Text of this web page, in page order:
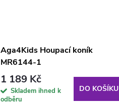
Aga4Kids Houpací koník
MR6144-1
1 189 Kč
Skladem ihned k
odběru
DO KOŠÍKU